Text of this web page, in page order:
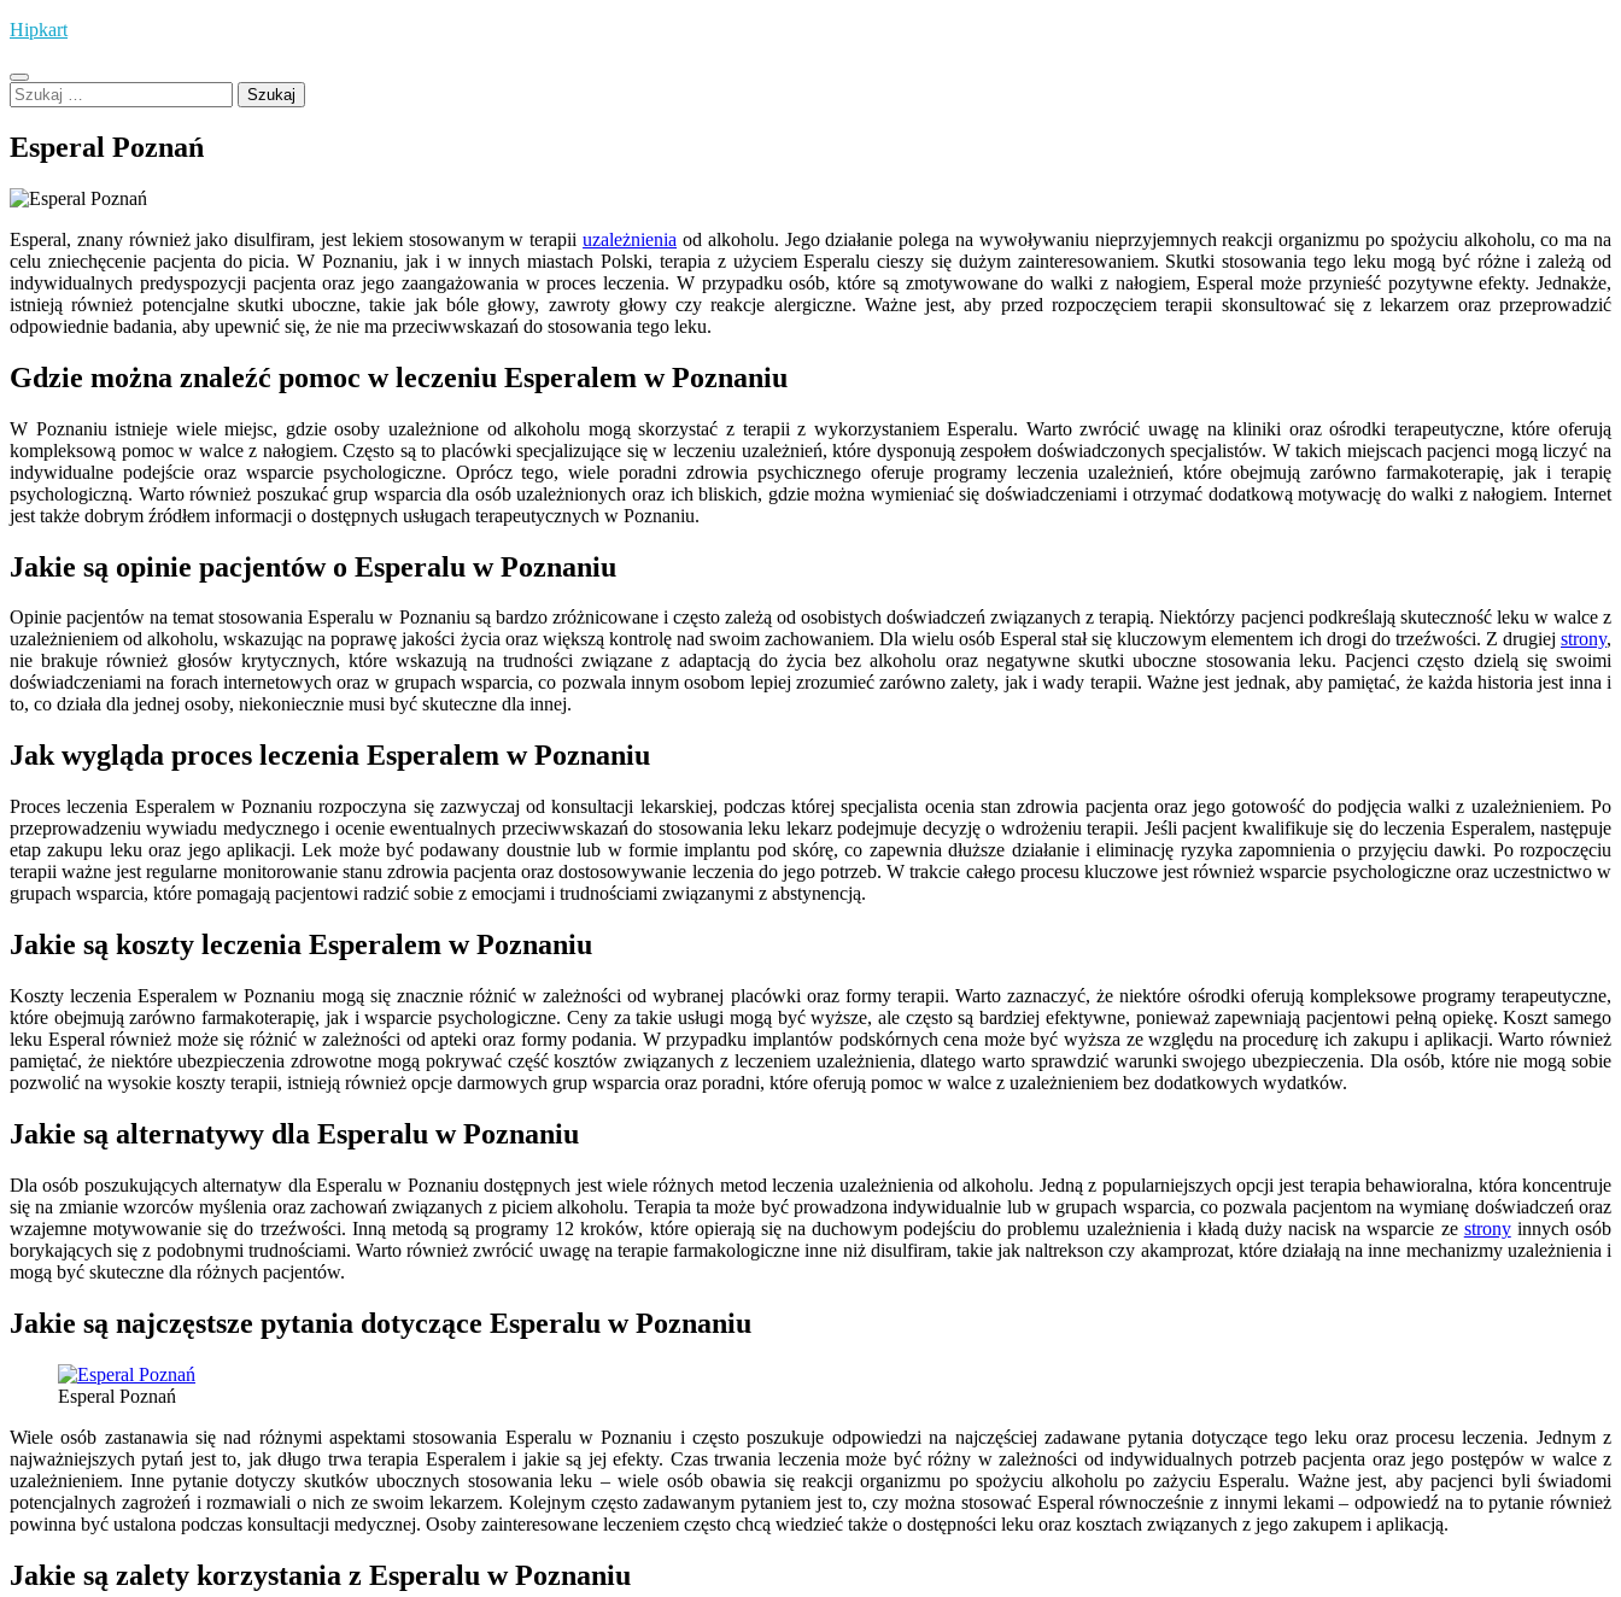
Skip
content
Hipkart
Szukaj:
Esperal Poznań
Esperal, znany również jako disulfiram, jest lekiem stosowanym w terapiiuzależnienia od alkoholu. Jego działanie polega na wywoływaniu nieprzyjemnych reakcji organizmu po spożyciu alkoholu, co ma na
celu zniechęcenie pacjenta do picia. W Poznaniu, jak i w innych miastach Polski, terapia z użyciem Esperalu cieszy się dużym zainteresowaniem. Skutki stosowania tego leku mogą być różne i zależą od
indywidualnych predyspozycji pacjenta oraz jego zaangażowania w proces leczenia. W przypadku osób, które są zmotywowane do walki z nałogiem, Esperal może przynieść pozytywne efekty. Jednakże,
istnieją również potencjalne skutki uboczne, takie jak bóle głowy, zawroty głowy czy reakcje alergiczne. Ważne jest, aby przed rozpoczęciem terapii skonsultować się z lekarzem oraz przeprowadzić
odpowiednie badania, aby upewnić się, że nie ma przeciwwskazań do stosowania tego leku.
Gdzie można znaleźć pomoc w leczeniu Esperalem w Poznaniu
W Poznaniu istnieje wiele miejsc, gdzie osoby uzależnione od alkoholu mogą skorzystać z terapii z wykorzystaniem Esperalu. Warto zwrócić uwagę na kliniki oraz ośrodki terapeutyczne, które oferują
kompleksową pomoc w walce z nałogiem. Często są to placówki specjalizujące się w leczeniu uzależnień, które dysponują zespołem doświadczonych specjalistów. W takich miejscach pacjenci mogą liczyć na
indywidualne podejście oraz wsparcie psychologiczne. Oprócz tego, wiele poradni zdrowia psychicznego oferuje programy leczenia uzależnień, które obejmują zarówno farmakoterapię, jak i terapię
psychologiczną. Warto również poszukać grup wsparcia dla osób uzależnionych oraz ich bliskich, gdzie można wymieniać się doświadczeniami i otrzymać dodatkową motywację do walki z nałogiem. Internet
jest także dobrym źródłem informacji o dostępnych usługach terapeutycznych w Poznaniu.
Jakie są opinie pacjentów o Esperalu w Poznaniu
Opinie pacjentów na temat stosowania Esperalu w Poznaniu są bardzo zróżnicowane i często zależą od osobistych doświadczeń związanych z terapią. Niektórzy pacjenci podkreślają skuteczność leku w walce z
uzależnieniem od alkoholu, wskazując na poprawę jakości życia oraz większą kontrolę nad swoim zachowaniem. Dla wielu osób Esperal stał się kluczowym elementem ich drogi do trzeźwości. Z drugiej strony,
nie brakuje również głosów krytycznych, które wskazują na trudności związane z adaptacją do życia bez alkoholu oraz negatywne skutki uboczne stosowania leku. Pacjenci często dzielą się swoimi
doświadczeniami na forach internetowych oraz w grupach wsparcia, co pozwala innym osobom lepiej zrozumieć zarówno zalety, jak i wady terapii. Ważne jest jednak, aby pamiętać, że każda historia jest inna i
to, co działa dla jednej osoby, niekoniecznie musi być skuteczne dla innej.
Jak wygląda proces leczenia Esperalem w Poznaniu
Proces leczenia Esperalem w Poznaniu rozpoczyna się zazwyczaj od konsultacji lekarskiej, podczas której specjalista ocenia stan zdrowia pacjenta oraz jego gotowość do podjęcia walki z uzależnieniem. Po
przeprowadzeniu wywiadu medycznego i ocenie ewentualnych przeciwwskazań do stosowania leku lekarz podejmuje decyzję o wdrożeniu terapii. Jeśli pacjent kwalifikuje się do leczenia Esperalem, następuje
etap zakupu leku oraz jego aplikacji. Lek może być podawany doustnie lub w formie implantu pod skórę, co zapewnia dłuższe działanie i eliminację ryzyka zapomnienia o przyjęciu dawki. Po rozpoczęciu
terapii ważne jest regularne monitorowanie stanu zdrowia pacjenta oraz dostosowywanie leczenia do jego potrzeb. W trakcie całego procesu kluczowe jest również wsparcie psychologiczne oraz uczestnictwo w
grupach wsparcia, które pomagają pacjentowi radzić sobie z emocjami i trudnościami związanymi z abstynencją.
Jakie są koszty leczenia Esperalem w Poznaniu
Koszty leczenia Esperalem w Poznaniu mogą się znacznie różnić w zależności od wybranej placówki oraz formy terapii. Warto zaznaczyć, że niektóre ośrodki oferują kompleksowe programy terapeutyczne,
które obejmują zarówno farmakoterapię, jak i wsparcie psychologiczne. Ceny za takie usługi mogą być wyższe, ale często są bardziej efektywne, ponieważ zapewniają pacjentowi pełną opiekę. Koszt samego
leku Esperal również może się różnić w zależności od apteki oraz formy podania. W przypadku implantów podskórnych cena może być wyższa ze względu na procedurę ich zakupu i aplikacji. Warto również
pamiętać, że niektóre ubezpieczenia zdrowotne mogą pokrywać część kosztów związanych z leczeniem uzależnienia, dlatego warto sprawdzić warunki swojego ubezpieczenia. Dla osób, które nie mogą sobie
pozwolić na wysokie koszty terapii, istnieją również opcje darmowych grup wsparcia oraz poradni, które oferują pomoc w walce z uzależnieniem bez dodatkowych wydatków.
Jakie są alternatywy dla Esperalu w Poznaniu
Dla osób poszukujących alternatyw dla Esperalu w Poznaniu dostępnych jest wiele różnych metod leczenia uzależnienia od alkoholu. Jedną z popularniejszych opcji jest terapia behawioralna, która koncentruje
się na zmianie wzorców myślenia oraz zachowań związanych z piciem alkoholu. Terapia ta może być prowadzona indywidualnie lub w grupach wsparcia, co pozwala pacjentom na wymianę doświadczeń oraz
wzajemne motywowanie się do trzeźwości. Inną metodą są programy 12 kroków, które opierają się na duchowym podejściu do problemu uzależnienia i kładą duży nacisk na wsparcie ze stronyinnych osób
borykających się z podobnymi trudnościami. Warto również zwrócić uwagę na terapie farmakologiczne inne niż disulfiram, takie jak naltrekson czy akamprozat, które działają na inne mechanizmy uzależnienia i
mogą być skuteczne dla różnych pacjentów.
Jakie są najczęstsze pytania dotyczące Esperalu w Poznaniu
Esperal Poznań
Wiele osób zastanawia się nad różnymi aspektami stosowania Esperalu w Poznaniu i często poszukuje odpowiedzi na najczęściej zadawane pytania dotyczące tego leku oraz procesu leczenia. Jednym z
najważniejszych pytań jest to, jak długo trwa terapia Esperalem i jakie są jej efekty. Czas trwania leczenia może być różny w zależności od indywidualnych potrzeb pacjenta oraz jego postępów w walce z
uzależnieniem. Inne pytanie dotyczy skutków ubocznych stosowania leku – wiele osób obawia się reakcji organizmu po spożyciu alkoholu po zażyciu Esperalu. Ważne jest, aby pacjenci byli świadomi
potencjalnych zagrożeń i rozmawiali o nich ze swoim lekarzem. Kolejnym często zadawanym pytaniem jest to, czy można stosować Esperal równocześnie z innymi lekami – odpowiedź na to pytanie również
powinna być ustalona podczas konsultacji medycznej. Osoby zainteresowane leczeniem często chcą wiedzieć także o dostępności leku oraz kosztach związanych z jego zakupem i aplikacją.
Jakie są zalety korzystania z Esperalu w Poznaniu